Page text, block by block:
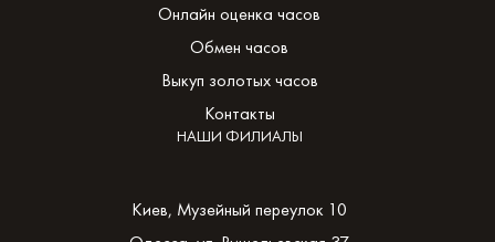
Онлайн оценка часов
Обмен часов
Выкуп золотых часов
Контакты
НАШИ ФИЛИАЛЫ
Киев, Музейный переулок 10